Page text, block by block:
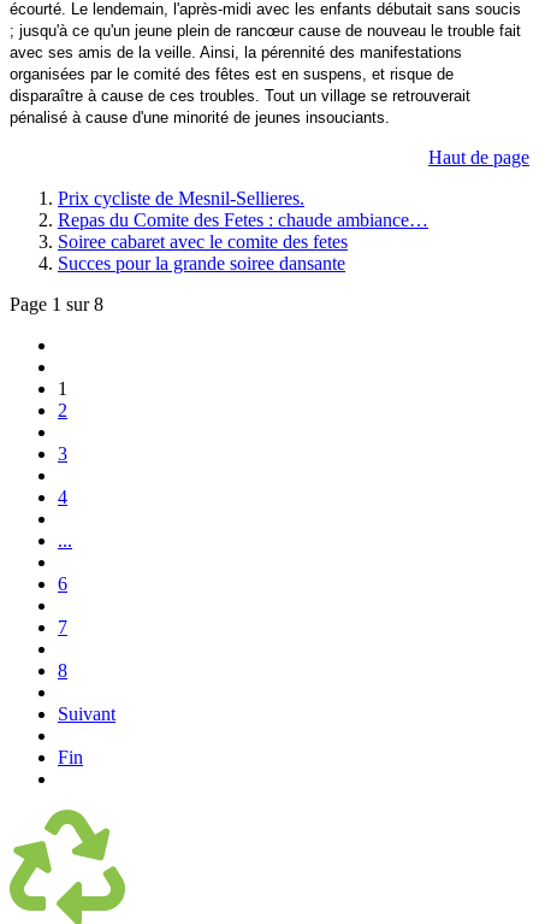
écourté. Le lendemain, l'après-midi avec les enfants débutait sans soucis
; jusqu'à ce qu'un jeune plein de rancœur cause de nouveau le trouble fait
avec ses amis de la veille. Ainsi, la pérennité des manifestations
organisées par le comité des fêtes est en suspens, et risque de
disparaître à cause de ces troubles. Tout un village se retrouverait
pénalisé à cause d'une minorité de jeunes insouciants.
Haut de page
Prix cycliste de Mesnil-Sellieres.
Repas du Comite des Fetes : chaude ambiance…
Soiree cabaret avec le comite des fetes
Succes pour la grande soiree dansante
Page 1 sur 8
1
2
3
4
...
6
7
8
Suivant
Fin